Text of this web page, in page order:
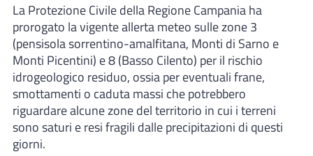
La Protezione Civile della Regione Campania ha
prorogato la vigente allerta meteo sulle zone 3
(pensisola sorrentino-amalfitana, Monti di Sarno e
Monti Picentini) e 8 (Basso Cilento) per il rischio
idrogeologico residuo, ossia per eventuali frane,
smottamenti o caduta massi che potrebbero
riguardare alcune zone del territorio in cui i terreni
sono saturi e resi fragili dalle precipitazioni di questi
giorni.